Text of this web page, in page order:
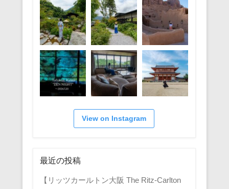
View on Instagram
最近の投稿
【リッツカールトン大阪 The Ritz-Carlton